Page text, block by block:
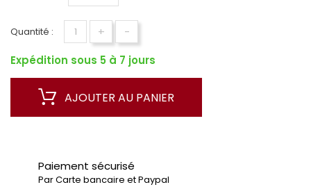
Quantité : +
-
Expédition sous 5 à 7 jours
AJOUTER AU PANIER
Paiement sécurisé
Par Carte bancaire et Paypal